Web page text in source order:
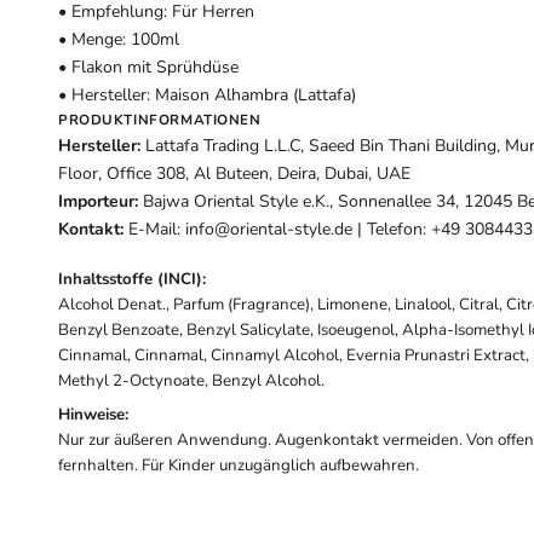
• Empfehlung: Für Herren
• Menge: 100ml
• Flakon mit Sprühdüse
• Hersteller: Maison Alhambra (Lattafa)
PRODUKTINFORMATIONEN
Hersteller: Lattafa Trading L.L.C, Saeed Bin Thani Building,
Floor, Office 308, Al Buteen, Deira, Dubai, UAE
Importeur: Bajwa Oriental Style e.K., Sonnenallee 34, 12045
Kontakt: E-Mail: info@oriental-style.de | Telefon: +49
Inhaltsstoffe (INCI):
Alcohol Denat., Parfum (Fragrance), Limonene, Linalool, Citral,
Benzyl Benzoate, Benzyl Salicylate, Isoeugenol, Alpha-
Cinnamal, Cinnamal, Cinnamyl Alcohol, Evernia Prunastri
Methyl 2-Octynoate, Benzyl Alcohol.
Hinweise:
Nur zur äußeren Anwendung. Augenkontakt vermeiden. Von
fernhalten. Für Kinder unzugänglich aufbewahren.